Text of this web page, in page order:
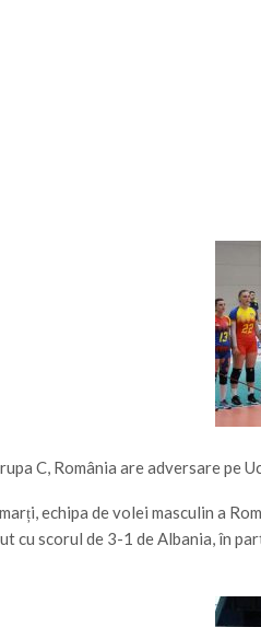
C, România are adversare pe
echipa de volei masculin a
cu scorul de 3-1 de Albania, în